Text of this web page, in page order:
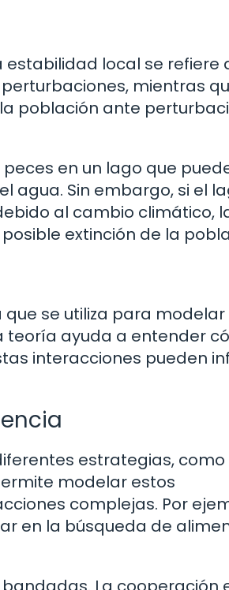
estabilidad local se refiere
mientras
población ante
en un lago que
agua. Sin embargo, si el
al cambio climático,
extinción de la
se utiliza para modelar
teoría ayuda a entender
interacciones pueden
estrategias, como
modelar estos
complejas. Por
en la búsqueda de